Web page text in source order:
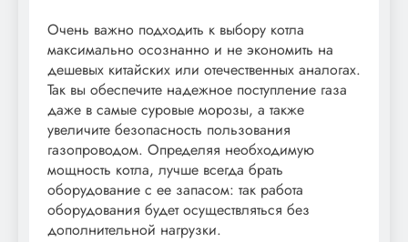
Очень важно подходить к выбору котла
максимально осознанно и не экономить на
дешевых китайских или отечественных аналогах.
Так вы обеспечите надежное поступление газа
даже в самые суровые морозы, а также
увеличите безопасность пользования
газопроводом. Определяя необходимую
мощность котла, лучше всегда брать
оборудование с ее запасом: так работа
оборудования будет осуществляться без
дополнительной нагрузки.